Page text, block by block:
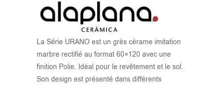
La Série URANO est un grès cérame imitation
marbre rectifié au format 60×120 avec une
finition Polie. Idéal pour le revêtement et le sol.
Son design est présenté dans différents